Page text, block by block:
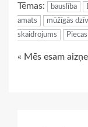
Tēmas: bauslība
amats
mūžīgās
skaidrojums
« Mēs esam